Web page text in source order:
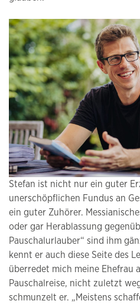
Stefan ist nicht nur ein guter
unerschöpflichen Fundus an
ein guter Zuhörer.
oder gar Herablassung
Pauschalurlauber“ sind ihm
kennt er auch diese Seite des
überredet mich meine Ehefrau
Pauschalreise, nicht zuletzt
schmunzelt er. „Meistens